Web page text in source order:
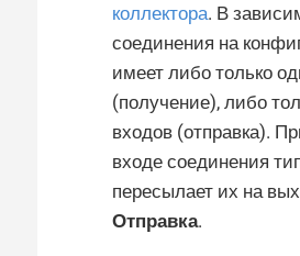
коллектора. В
соединения на
имеет либо только
(получение), либо
входов (отправка).
входе соединения
пересылает их на
Отправка.